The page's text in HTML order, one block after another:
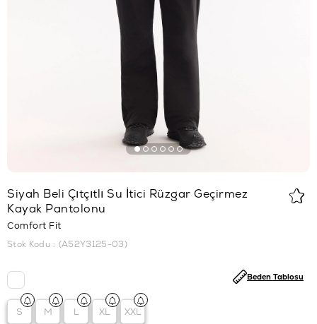
Siyah Beli Çıtçıtlı Su İtici Rüzgar Geçirmez
Kayak Pantolonu
Comfort Fit
Stok Kodu (A52Y3125-03)
S M L XL XXL
Beden Tablosu